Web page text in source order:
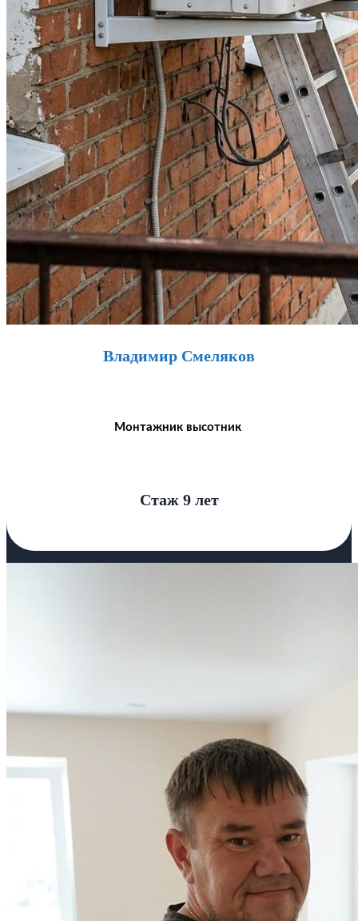
Владимир Смеляков
Монтажник высотник
Стаж 9 лет